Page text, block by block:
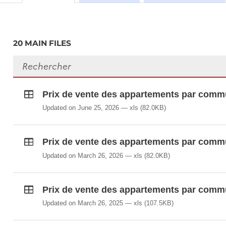
correspond au prix minimal après exclusion des 5%
commune n'ont cependant qu'une valeur indicative
20 MAIN FILES
Search files
Prix de vente des appartements par
Updated on June 25, 2026 xls(82.0KB)
Prix de vente des appartements par
Updated on March 26, 2026 xls(82.0KB)
Prix de vente des appartements par
Updated on March 26, 2025 xls(107.5KB)